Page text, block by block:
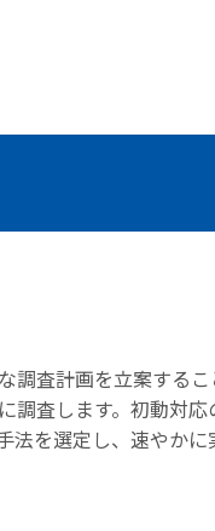
査計画を立案する
査します。初動対
を選定し、速やかに